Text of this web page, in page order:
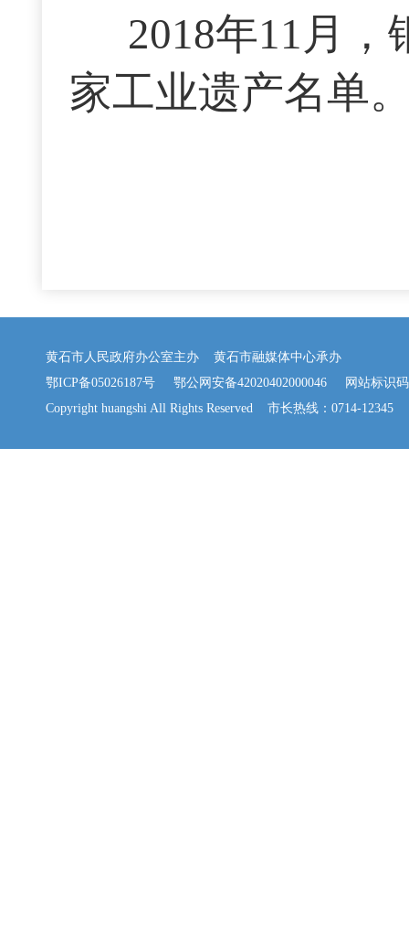
2018年11月
家工业遗产名单
黄石市人民政府办公室主办 黄石市融媒体中心承办
鄂ICP备05026187号
鄂公网安备42020402000046 网站标识码
Copyright huangshi All Rights Reserved 市长热线：0714-12345